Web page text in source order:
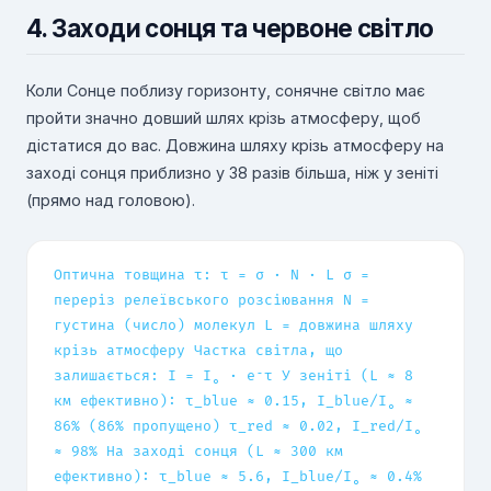
4. Заходи сонця та червоне світло
Коли Сонце поблизу горизонту, сонячне світло має
пройти значно довший шлях крізь атмосферу, щоб
дістатися до вас. Довжина шляху крізь атмосферу на
заході сонця приблизно у 38 разів більша, ніж у зеніті
(прямо над головою).
Оптична товщина τ: τ = σ · N · L σ =
переріз релеївського розсіювання N =
густина (число) молекул L = довжина шляху
крізь атмосферу Частка світла, що
залишається: I = I₀ · e⁻τ У зеніті (L ≈ 8
км ефективно): τ_blue ≈ 0.15, I_blue/I₀ ≈
86% (86% пропущено) τ_red ≈ 0.02, I_red/I₀
≈ 98% На заході сонця (L ≈ 300 км
ефективно): τ_blue ≈ 5.6, I_blue/I₀ ≈ 0.4%